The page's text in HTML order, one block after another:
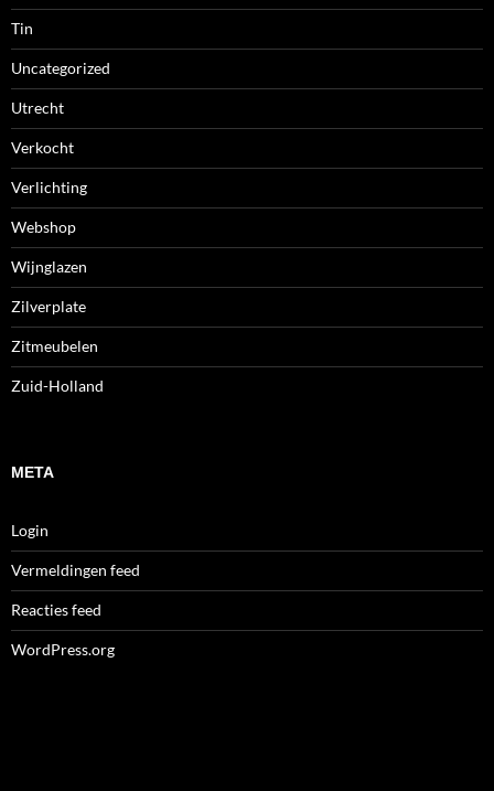
Tin
Uncategorized
Utrecht
Verkocht
Verlichting
Webshop
Wijnglazen
Zilverplate
Zitmeubelen
Zuid-Holland
META
Login
Vermeldingen feed
Reacties feed
WordPress.org